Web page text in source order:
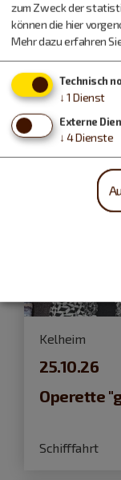
Schifffahrt
Kelheim
25.10.26
Operette
Schifffahrt
zum Zweck der
können die hier
Mehr dazu erfahren
Technisch
↓ 1 Dienst
Externe
↓ 4Dienste